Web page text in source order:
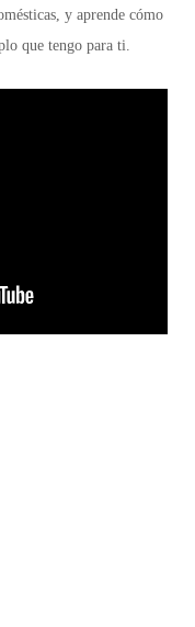
y aprende cómo
que tengo para ti.